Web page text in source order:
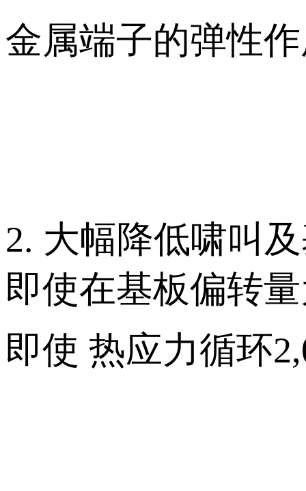
金属端子的弹性
2. 大幅降低啸叫
即使在基板偏转
即使 热应力循环